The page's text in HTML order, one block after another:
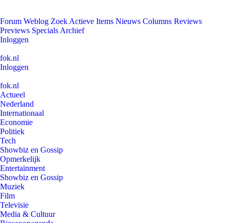
Forum Weblog Zoek Actieve Items Nieuws Columns Reviews
Previews Specials Archief
Inloggen
fok.nl
Inloggen
fok.nl
Actueel
Nederland
Internationaal
Economie
Politiek
Tech
Showbiz en Gossip
Opmerkelijk
Entertainment
Showbiz en Gossip
Muziek
Film
Televisie
Media & Cultuur